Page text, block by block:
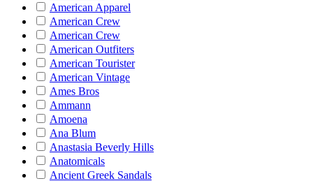
American Apparel
American Crew
American Crew
American Outfiters
American Tourister
American Vintage
Ames Bros
Ammann
Amoena
Ana Blum
Anastasia Beverly Hills
Anatomicals
Ancient Greek Sandals